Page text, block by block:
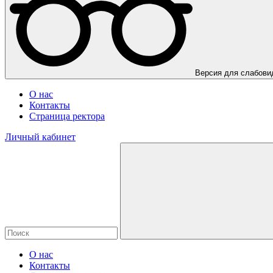
Версия для
О нас
Контакты
Страница ректора
Личный кабинет
О нас
Контакты